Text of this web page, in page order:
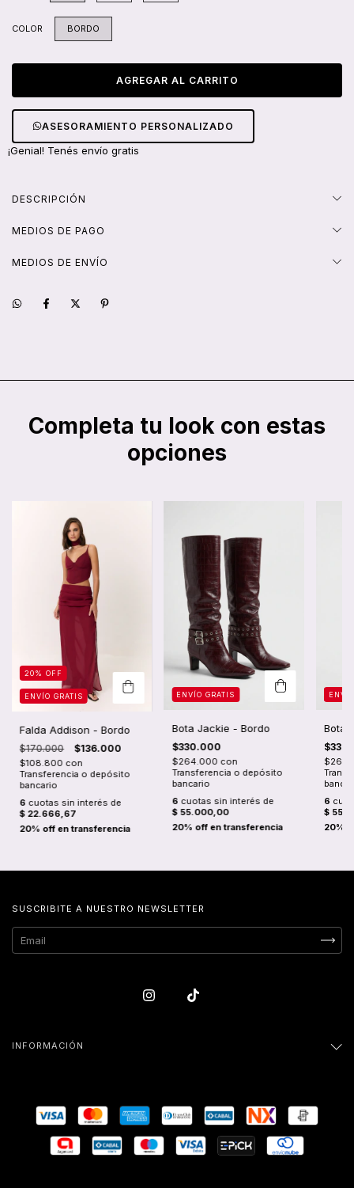
COLOR BORDO
ASESORAMIENTO PERSONALIZADO
¡Genial! Tenés envío gratis
DESCRIPCIÓN
MEDIOS DE PAGO
MEDIOS DE ENVÍO
Completa tu look con estas
opciones
20% OFF
ENVÍO GRATIS
Falda Addison - Bordo
$170.000 $136.000
$108.800 con
Transferencia o depósito
bancario
6 cuotas sin interés de
$ 22.666,67
ENVÍO GRATIS
Bota Jackie - Bordo
$330.000
$264.000 con
Transferencia o depósito
bancario
6 cuotas sin interés de
$ 55.000,00
Bota
6
$
SUSCRIBITE A NUESTRO NEWSLETTER
INFORMACIÓN